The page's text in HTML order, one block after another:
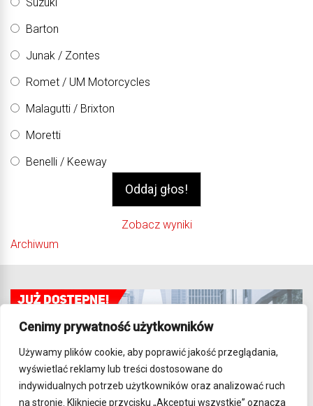
Cenimy prywatność użytkowników
Używamy plików cookie, aby poprawić jakość przeglądania,
wyświetlać reklamy lub treści dostosowane do
indywidualnych potrzeb użytkowników oraz analizować ruch
na stronie. Kliknięcie przycisku „Akceptuj wszystkie” oznacza
Barton
Junak / Zontes
Romet / UM Motorcycles
Malagutti / Brixton
Moretti
Benelli / Keeway
Zobacz wyniki
Archiwum